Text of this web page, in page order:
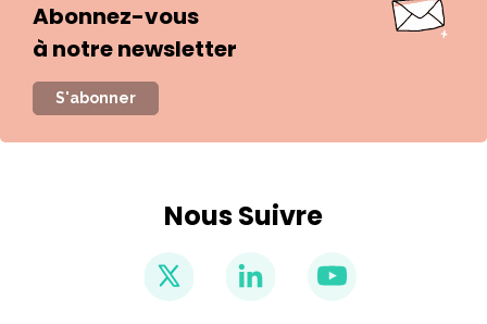
Abonnez-vous
à notre newsletter
S'abonner
Nous Suivre